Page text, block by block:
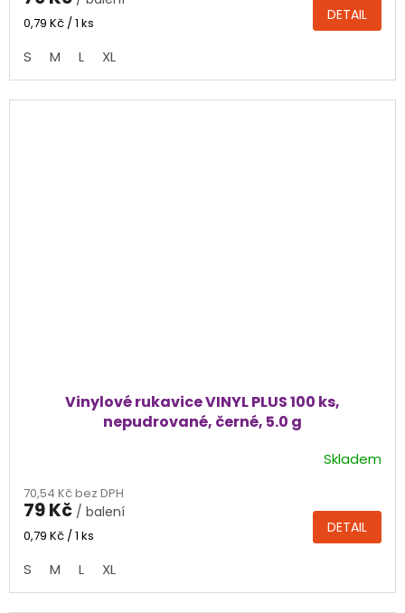
5,0
5
hvězdiček.
Měrná
0,79 Kč / 1 ks DETAIL
S M L XL
Vinylové rukavice VINYL PLUS 100 ks,
nepudrované, černé, 5.0 g
produktu
je
4,2
5
hvězdiček.
Skladem
70,54 Kč bez DPH
79 Kč / balení
Měrná
0,79 Kč / 1 ks DETAIL
S M L XL